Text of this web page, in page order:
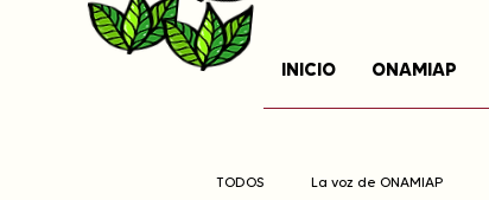
INICIO ONAMIAP
TODOS La voz de ONAMIAP